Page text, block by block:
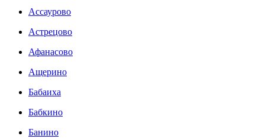
Ассаурово
Астрецово
Афанасово
Ащерино
Бабаиха
Бабкино
Банино